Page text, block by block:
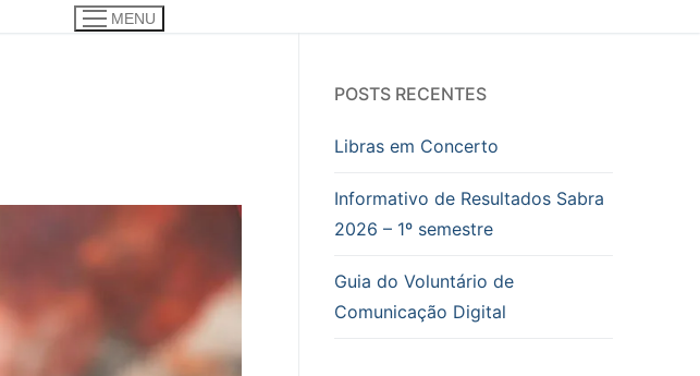
MENU
POSTS RECENTES
Libras em Concerto
Informativo de Resultados Sabra
2026 – 1º semestre
Guia do Voluntário de
Comunicação Digital